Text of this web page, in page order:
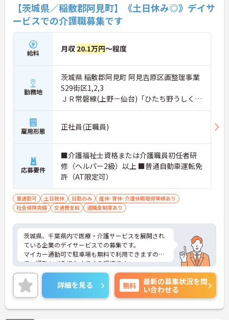
【茨城県／稲敷郡阿見町】《土日休み◎》デイサ
ービスでの介護職募集です
給料 月収 20.1万円～程度
勤務地
茨城県 稲敷郡阿見町 阿見吉原区画整理事業
S29街区1,2,3
ＪＲ常磐線(上野－仙台)「ひたち野うしく
駅」バス・車18分
雇用形態 正社員(正職員)
応募要件
■介護福祉士資格または介護職員初任者研
修（ヘルパー2級）以上 ■普通自動車運転免
許（AT限定可）
車通勤可 土日祝休 日勤のみ
産休･育休･介護休暇取得実績あり
社会保険完備
交通費支給 退職金制度あり
茨城県、千葉県内で医療・介護サービスを展開され
ている企業のデイサービスでの募集です。
マイカー通勤可で駐車場も無料で利用できますの
で、通勤もご負担なくできる環境です。
ご興味ある方には、面接対策ポイントなど、さらに
詳細をお話しいたしますのでお気軽にご相談くださ
い！
詳細を見る 無料
最新の募集状況を問
い合わせる